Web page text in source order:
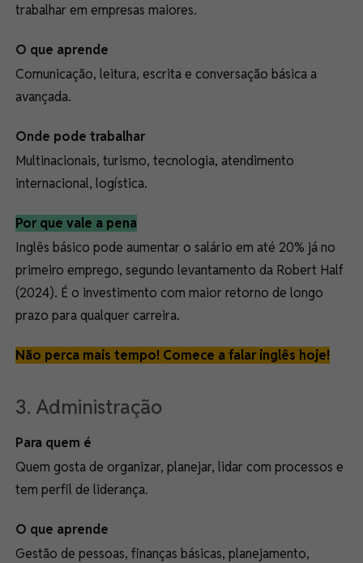
trabalhar em empresas maiores.
O que aprende
Comunicação, leitura, escrita e conversação básica a
avançada.
Onde pode trabalhar
Multinacionais, turismo, tecnologia, atendimento
internacional, logística.
Por que vale a pena
Inglês básico pode aumentar o salário em até 20% já no
primeiro emprego, segundo levantamento da Robert Half
(2024). É o investimento com maior retorno de longo
prazo para qualquer carreira.
Não perca mais tempo! Comece a falar inglês hoje!
3. Administração
Para quem é
Quem gosta de organizar, planejar, lidar com processos e
tem perfil de liderança.
O que aprende
Gestão de pessoas, finanças básicas, planejamento,